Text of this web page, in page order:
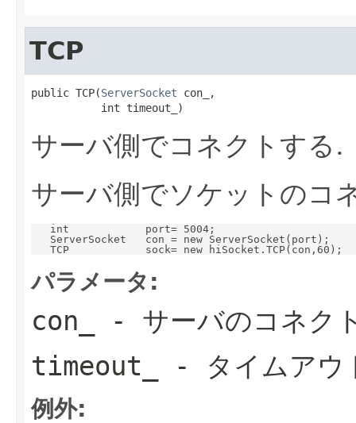
TCP
public TCP(ServerSocket con_,
           int timeout_)
サーバ側でコネクトする.
サーバ側でソケットのコ
   int            port= 5004;
   ServerSocket   con = new ServerSocket(port);
パラメータ:
con_
- サーバのコネク
timeout_
- タイムアウ
例外: